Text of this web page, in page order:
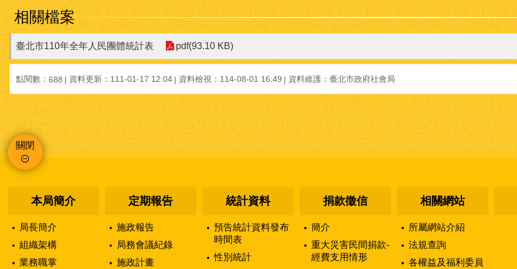
相關檔案
臺北市110年全年人民團體統計表 pdf(93.10 KB)
點閱數： 688 資料更新：111-01-17 12:04 資料檢視：114-08-01 16:49 資料維護：臺北市政府社會局
關閉
:::
本局簡介
局長簡介
組織架構
業務職掌
定期報告
施政報告
局務會議紀錄
施政計畫
統計資料
預告統計資料發布
時間表
性別統計
捐款徵信
簡介
重大災害民間捐款-
經費支用情形
相關網站
所屬網站介紹
法規查詢
各權益及福利委員